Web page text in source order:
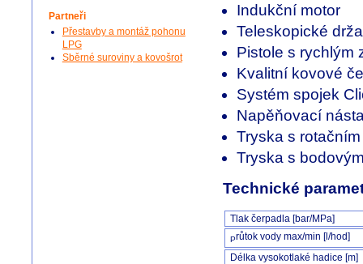
Indukční motor
Teleskopické
Pistole s rychlým
Kvalitní kovové
Systém spojek
Napěňovací
Tryska s
Tryska s
Technické
Tlak čerpadla [bar/MPa]
Průtok vody max/min [l/hod]
Délka vysokotlaké hadice [m]
Partneři
Přestavby a montáž pohonu
LPG
Sběrné suroviny a kovošrot